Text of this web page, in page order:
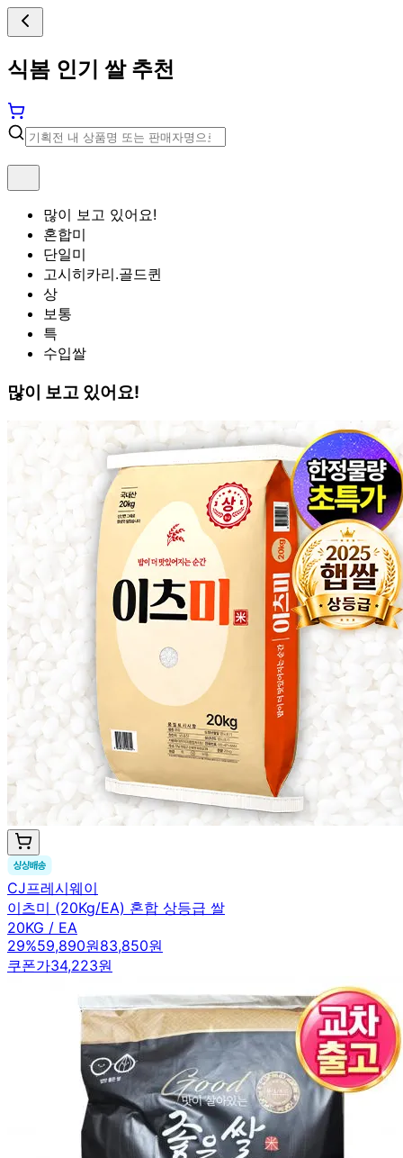
식봄 인기 쌀 추천
많이 보고 있어요!
혼합미
단일미
고시히카리.골드퀸
상
보통
특
수입쌀
많이 보고 있어요!
CJ프레시웨이
이츠미 (20Kg/EA) 혼합 상등급 쌀
20KG / EA
29%59,890원83,850원
쿠폰가34,223원